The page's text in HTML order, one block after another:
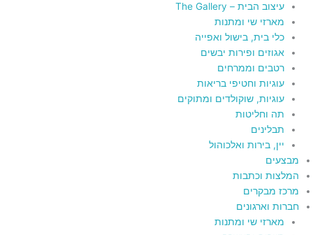
עיצוב הבית – The Gallery
מארזי שי ומתנות
כלי בית, בישול ואפייה
אגוזים ופירות יבשים
רטבים וממרחים
עוגיות וחטיפי בריאות
עוגיות, שוקולדים ומתוקים
תה וחליטות
תבלינים
יין, בירות ואלכוהול
מבצעים
המלצות וכתבות
מרכז מבקרים
חברות וארגונים
מארזי שי ומתנות